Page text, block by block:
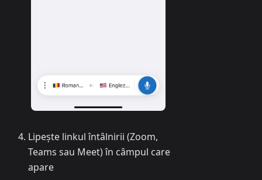
Lipește linkul întâlnirii (Zoom,
Teams sau Meet) în câmpul care
apare